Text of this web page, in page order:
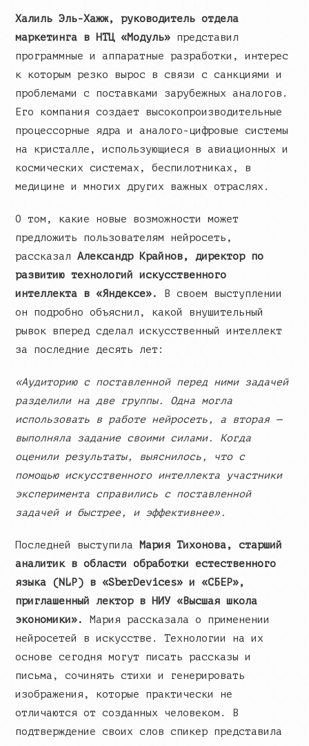
Халиль Эль-Хажж, руководитель отдела
маркетинга в НТЦ «Модуль» представил
программные и аппаратные разработки, интерес
к которым резко вырос в связи с санкциями и
проблемами с поставками зарубежных аналогов.
Его компания создает высокопроизводительные
процессорные ядра и аналого-цифровые системы
на кристалле, использующиеся в авиационных и
космических системах, беспилотниках, в
медицине и многих других важных отраслях.
О том, какие новые возможности может
предложить пользователям нейросеть,
рассказалАлександр Крайнов, директор по
развитию технологий искусственного
интеллекта в «Яндексе». В своем выступлении
он подробно объяснил, какой внушительный
рывок вперед сделал искусственный интеллект
за последние десять лет:
«Аудиторию с поставленной перед ними задачей
разделили на две группы. Одна могла
использовать в работе нейросеть, а вторая —
выполняла задание своими силами. Когда
оценили результаты, выяснилось, что с
помощью искусственного интеллекта участники
эксперимента справились с поставленной
задачей и быстрее, и эффективнее».
Последней выступила Мария Тихонова, старший
аналитик в области обработки естественного
языка (NLP) в «SberDevices» и «СБЕР»,
приглашенный лектор в НИУ «Высшая школа
экономики».
Мария рассказала о применении
нейросетей в искусстве. Технологии на их
основе сегодня могут писать рассказы и
письма, сочинять стихи и генерировать
изображения, которые практически не
отличаются от созданных человеком. В
подтверждение своих слов спикер представила